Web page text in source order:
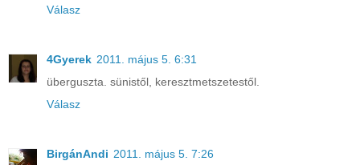
Válasz
4Gyerek 2011. május 5. 6:31
überguszta. sünistől, keresztmetszetestől.
Válasz
BirgánAndi 2011. május 5. 7:26